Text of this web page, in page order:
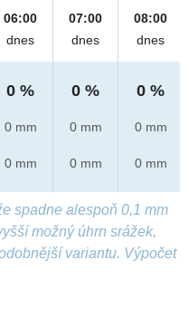
06:00
dnes
0 %
0 mm
0 mm
07:00
dnes
0 %
0 mm
0 mm
08:00
dnes
0 %
0 mm
0 mm
spadne alespoň 0,1 mm
možný úhrn srážek,
variantu. Výpočet